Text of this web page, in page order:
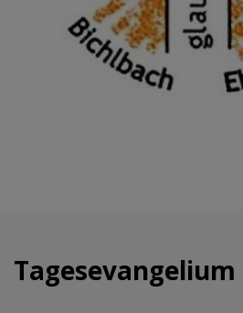
Tagesevangelium